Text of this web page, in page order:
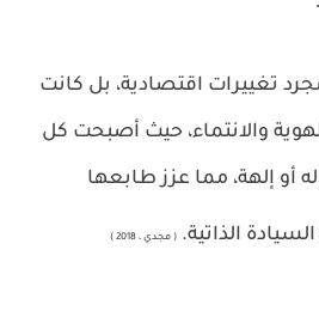
تغييرات اقتصادية، بل كانت
والانتماء، حيث أصبحت كل
أو إلهة، مما عزز طابعها
الذاتية. ( مجدي ، 2018 )